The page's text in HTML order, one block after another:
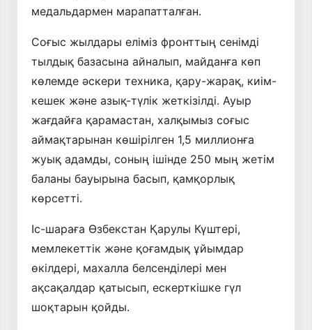
медальдармен марапатталған.
Соғыс жылдары еліміз фронттың сенімді
тылдық базасына айналып, майданға көп
көлемде әскери техника, қару-жарақ, киім-
кешек және азық-түлік жеткізілді. Ауыр
жағдайға қарамастан, халқымыз соғыс
аймақтарынан көшірілген 1,5 миллионға
жуық адамды, соның ішінде 250 мың жетім
баланы бауырына басып, қамқорлық
көрсетті.
Іс-шараға Өзбекстан Қарулы Күштері,
мемлекеттік және қоғамдық ұйымдар
өкілдері, махалла белсенділері мен
ақсақалдар қатысып, ескерткішке гүл
шоқтарын қойды.